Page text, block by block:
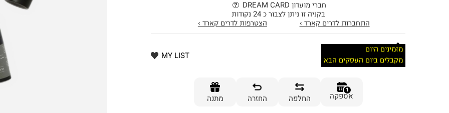
חברי מועדון DREAM CARD
בקניה זו ניתן לצבור כ 24 נקודות
התחברות לדרים קארד ›
הצטרפות לדרים קארד ›
מזמינים היום
מקבלים ביום העסקים הבא
MY LIST
1
אספקה החלפה החזרה מתנה